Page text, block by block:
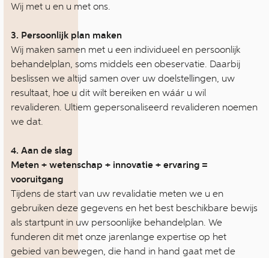
Wij met u en u met ons.
3. Persoonlijk plan maken
Wij maken samen met u een individueel en persoonlijk
behandelplan, soms middels een obeservatie. Daarbij
beslissen we altijd samen over uw doelstellingen, uw
resultaat, hoe u dit wilt bereiken en wáár u wil
revalideren. Ultiem gepersonaliseerd revalideren noemen
we dat.
4. Aan de slag
Meten + wetenschap + innovatie + ervaring =
vooruitgang
Tijdens de start van uw revalidatie meten we u en
gebruiken deze gegevens en het best beschikbare bewijs
als startpunt in uw persoonlijke behandelplan. We
funderen dit met onze jarenlange expertise op het
gebied van bewegen, die hand in hand gaat met de